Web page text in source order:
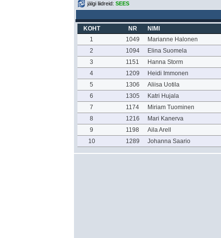
jälgi liidreid: SEES
KOHT NR
NIMI
1
1049
Marianne Halonen
2
1094
Elina Suomela
3
1151
Hanna Storm
4
1209
Heidi Immonen
5
1306
Aliisa Uotila
6
1305
Katri Hujala
7
1174
Miriam Tuominen
8
1216
Mari Kanerva
9
1198
Aila Arell
10
1289 Johanna Saario